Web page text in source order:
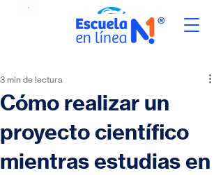
Cómo realizar un
proyecto científico
mientras estudias en
3 min de lectura